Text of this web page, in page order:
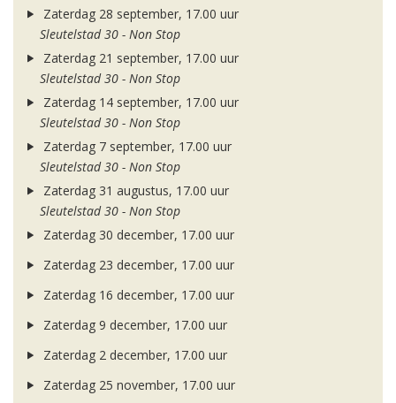
Zaterdag 28 september, 17.00 uur
Sleutelstad 30 - Non Stop
Zaterdag 21 september, 17.00 uur
Sleutelstad 30 - Non Stop
Zaterdag 14 september, 17.00 uur
Sleutelstad 30 - Non Stop
Zaterdag 7 september, 17.00 uur
Sleutelstad 30 - Non Stop
Zaterdag 31 augustus, 17.00 uur
Sleutelstad 30 - Non Stop
Zaterdag 30 december, 17.00 uur
Zaterdag 23 december, 17.00 uur
Zaterdag 16 december, 17.00 uur
Zaterdag 9 december, 17.00 uur
Zaterdag 2 december, 17.00 uur
Zaterdag 25 november, 17.00 uur